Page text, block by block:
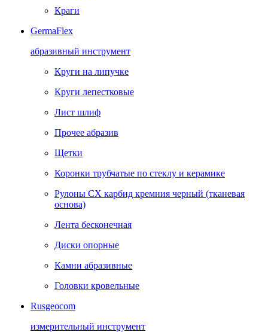
Краги
GermaFlex
абразивный инструмент
Круги на липучке
Круги лепестковые
Лист шлиф
Прочее абразив
Щетки
Коронки трубчатые по стеклу и керамике
Рулоны CX карбид кремния черный (тканевая
основа)
Лента бесконечная
Диски опорные
Камни абразивные
Головки кровельные
Rusgeocom
измерительный инструмент